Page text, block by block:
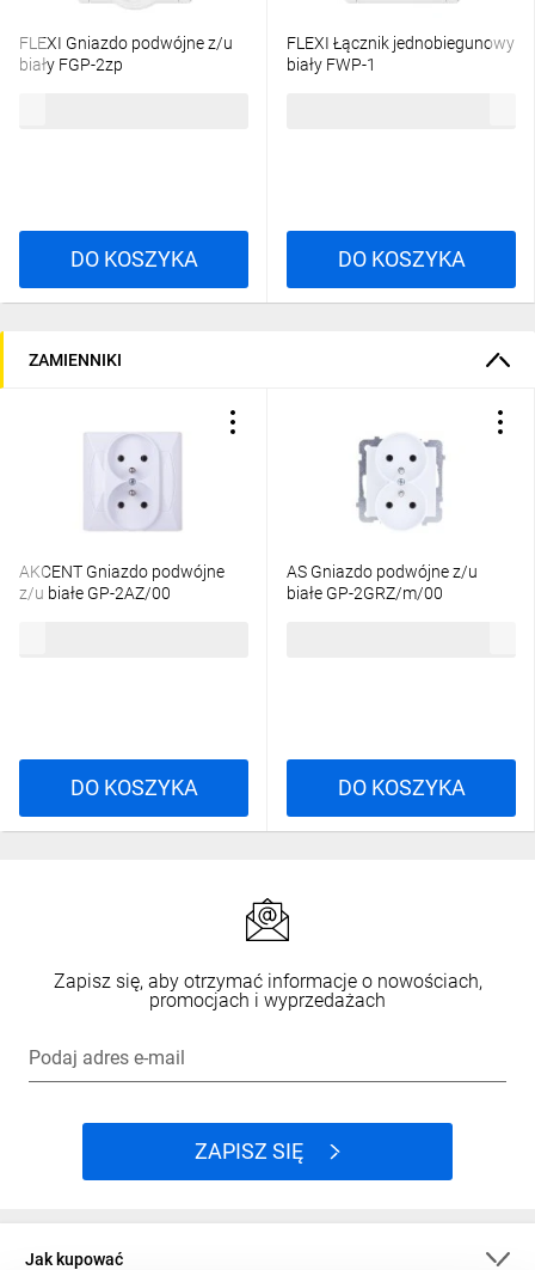
FLEXI Gniazdo podwójne z/u
biały FGP-2zp
DO KOSZYKA
FLEXI Łącznik jednobiegunowy
biały FWP-1
DO KOSZYKA
ZAMIENNIKI
AKCENT Gniazdo podwójne
z/u białe GP-2AZ/00
DO KOSZYKA
AS Gniazdo podwójne z/u
białe GP-2GRZ/m/00
DO KOSZYKA
Zapisz się, aby otrzymać informacje o nowościach,
promocjach i wyprzedażach
Podaj adres e-mail
ZAPISZ SIĘ
Jak kupować